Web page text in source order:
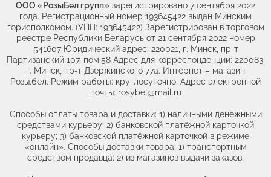
ООО «РозыБел групп» зарегистрировано 7 сентября 2022
года. Регистрационный номер 193645422 выдан Минским
горисполкомом. (УНП: 193645422) Зарегистрирован в торговом
реестре Республики Беларусь от 21 сентября 2022 номер
541607 Юридический адрес: 220021, г. Минск, пр-т
Партизанский 107, пом.58 Адрес для корреспонденции: 220083,
г. Минск, пр-т Дзержинского 77а. Интернет – магазин
Розы.бел. Режим работы: круглосуточно. Адрес электронной
почты: rosybel@mail.ru
Способы оплаты товара и доставки: 1) наличными денежными
средствами курьеру; 2) банковской платёжной карточкой
курьеру; 3) банковской платёжной карточкой в режиме
«онлайн». Способы доставки товара: 1) транспортным
средством продавца; 2) из магазинов выдачи заказов.